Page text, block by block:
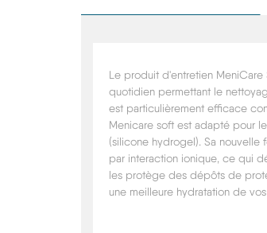
Le produit d'entretien
quotidien permettant le
est particulièrement efficace
Menicare soft est adapté pour
(silicone hydrogel). Sa nouvelle
par interaction ionique, ce qui
les protège des dépôts de
une meilleure hydratation de